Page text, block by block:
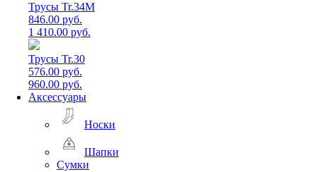
Трусы Tr.34M
846.00 руб.
1 410.00 руб.
Трусы Tr.30
576.00 руб.
960.00 руб.
Аксессуары
Носки
Шапки
Сумки